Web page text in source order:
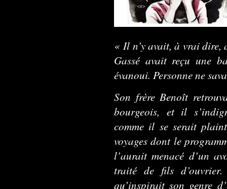
« Il n’y avait, à vrai dire,
Gassé avait reçu une
évanoui. Personne ne
Son frère Benoît
bourgeois, et il
comme il se serait
voyages dont le
l’aurait menacé d’un
traité de fils
qu’inspirait son genre